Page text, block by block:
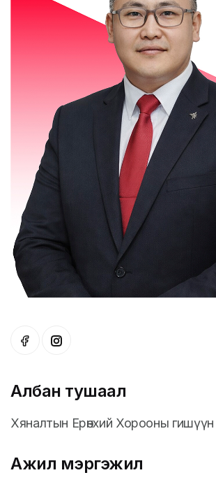
Албан тушаал
Хяналтын Ерөнхий Хорооны гишүүн
Ажил мэргэжил